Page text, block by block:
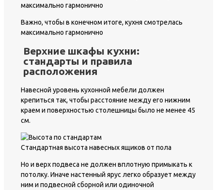
Важно, чтобы в конечном итоге, кухня смотрелась
максимально гармонично
Верхние шкафы кухни:
стандарты и правила
расположения
Навесной уровень кухонной мебели должен
крепиться так, чтобы расстояние между его нижним
краем и поверхностью столешницы было не менее 45
см.
Стандартная высота навесных ящиков от пола
Но и верх подвеса не должен вплотную примыкать к
потолку. Иначе настенный ярус легко образует между
ним и подвесной сборной или одиночной